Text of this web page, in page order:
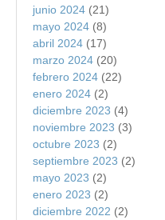
junio 2024 (21)
mayo 2024 (8)
abril 2024 (17)
marzo 2024 (20)
febrero 2024 (22)
enero 2024 (2)
diciembre 2023 (4)
noviembre 2023 (3)
octubre 2023 (2)
septiembre 2023 (2)
mayo 2023 (2)
enero 2023 (2)
diciembre 2022 (2)